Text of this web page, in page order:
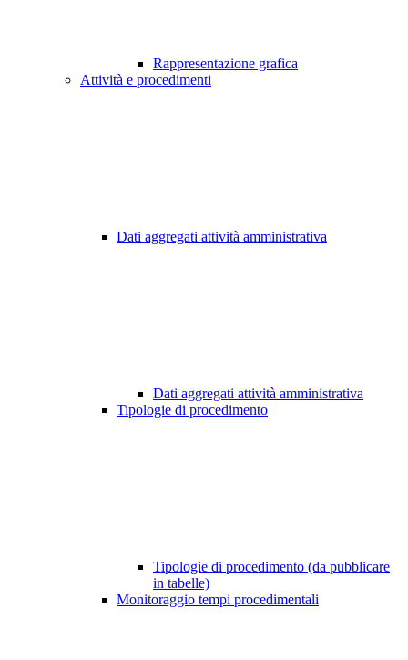
Rappresentazione grafica
Attività e procedimenti
Dati aggregati attività amministrativa
Dati aggregati attività amministrativa
Tipologie di procedimento
Tipologie di procedimento (da pubblicare
in tabelle)
Monitoraggio tempi procedimentali